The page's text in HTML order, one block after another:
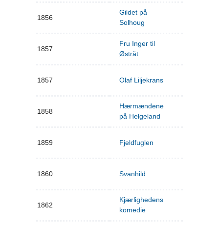
1856
Gildet på
Solhoug
1857
Fru Inger til
Østråt
1857 Olaf Liljekrans
1858
Hærmændene
på Helgeland
1859 Fjeldfuglen
1860 Svanhild
1862
Kjærlighedens
komedie